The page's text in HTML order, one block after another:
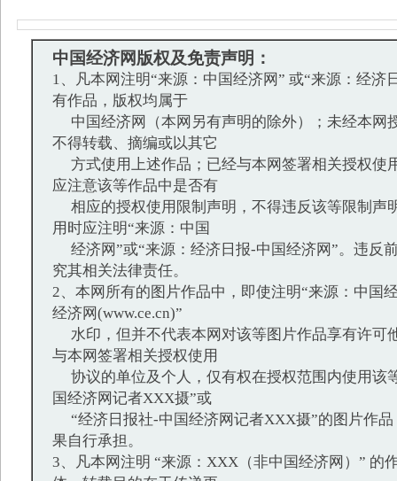
中国经济网版权及免责声明：
1、凡本网注明“来源：中国经济网” 或“来源：经济
有作品，版权均属于
中国经济网（本网另有声明的除外）；未经本网
不得转载、摘编或以其它
方式使用上述作品；已经与本网签署相关授权使
应注意该等作品中是否有
相应的授权使用限制声明，不得违反该等限制声
用时应注明“来源：中国
经济网”或“来源：经济日报-中国经济网”。违反
究其相关法律责任。
2、本网所有的图片作品中，即使注明“来源：中国
经济网(www.ce.cn)”
水印，但并不代表本网对该等图片作品享有许可
与本网签署相关授权使用
协议的单位及个人，仅有权在授权范围内使用该
国经济网记者XXX摄”或
“经济日报社-中国经济网记者XXX摄”的图片作品
果自行承担。
3、凡本网注明 “来源：XXX（非中国经济网）” 的